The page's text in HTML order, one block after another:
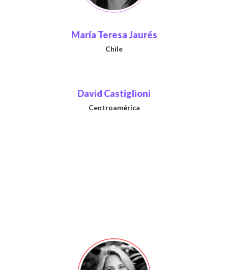
María Teresa Jaurés
Chile
David Castiglioni
Centroamérica